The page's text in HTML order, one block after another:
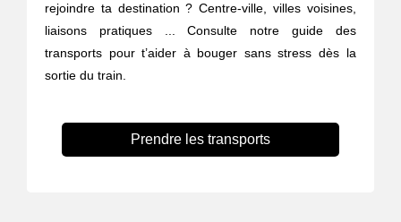
rejoindre ta destination ? Centre-ville, villes voisines,
liaisons pratiques ... Consulte notre guide des
transports pour t’aider à bouger sans stress dès la
sortie du train.
Prendre les transports